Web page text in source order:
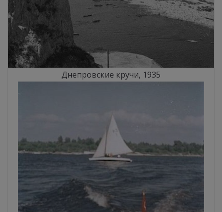
Днепровские кручи, 1935